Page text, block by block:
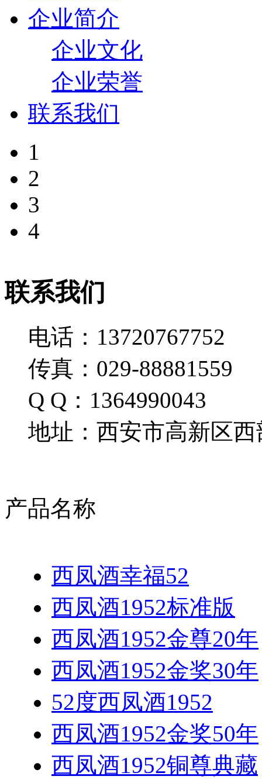
企业简介
企业文化
企业荣誉
联系我们
1
2
3
4
联系我们
电话：13720767752
传真：029-88881559
Q Q：1364990043
地址：西安市高新区西
产品名称
西凤酒幸福52
西凤酒1952标准版
西凤酒1952金尊20年
西凤酒1952金奖30年
52度西凤酒1952
西凤酒1952金奖50年
西凤酒1952铜尊典藏